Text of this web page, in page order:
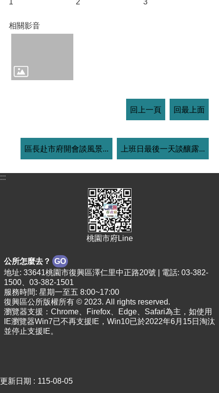
1 2 3
相關影音
回上一頁 回最上面
區長赴市府開會談風景... 上班日最後一天談釀露...
:::
桃園市府Line
公所怎麼去？ GO
地址: 33641桃園市復興區澤仁里中正路20號 | 電話: 03-382-
1500、03-382-1501
服務時間: 星期一至五 8:00~17:00
復興區公所版權所有 © 2023. All rights reserved.
瀏覽器支援：Chrome、Firefox、Edge、Safari為主，如使用
IE瀏覽器Win7已不再支援IE，Win10已於2022年6月15日淘汰
並停止支援IE。
更新日期 115-08-05